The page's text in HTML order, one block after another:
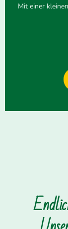
Mit einer